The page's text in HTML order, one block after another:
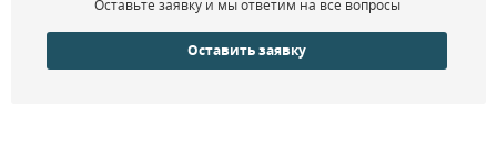
Оставьте заявку и мы ответим на все вопросы
Оставить заявку